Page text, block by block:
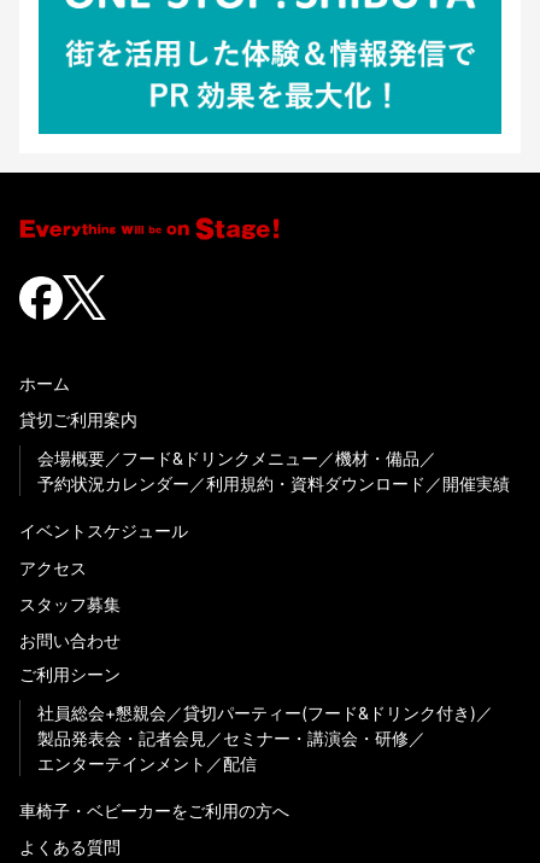
ホーム
貸切ご利用案内
会場概要
フード&ドリンクメニュー
機材・備品
予約状況カレンダー
利用規約・資料ダウンロード 開催実績
イベントスケジュール
アクセス
スタッフ募集
お問い合わせ
ご利用シーン
社員総会+懇親会
貸切パーティー(フード&ドリンク付き)
製品発表会・記者会見
セミナー・講演会・研修
エンターテインメント
配信
車椅子・ベビーカーをご利用の方へ
よくある質問